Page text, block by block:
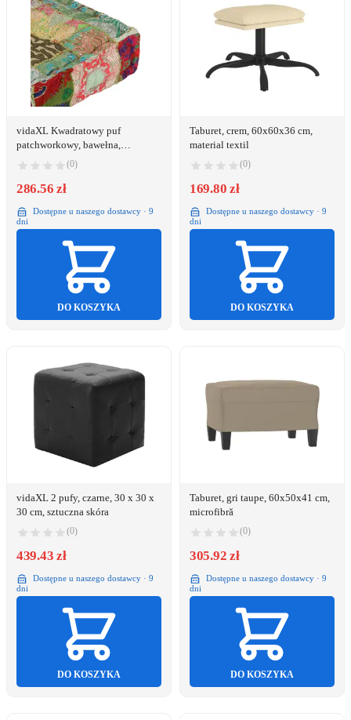
vidaXL Kwadratowy puf
patchworkowy, bawełna,
50x50x12 cm, zielony
(0)
286.56 zł
Dostępne u naszego dostawcy · 9
dni
DO KOSZYKA
Taburet, crem, 60x60x36 cm,
material textil
(0)
169.80 zł
Dostępne u naszego dostawcy · 9
dni
DO KOSZYKA
vidaXL 2 pufy, czarne, 30 x 30 x
30 cm, sztuczna skóra
(0)
439.43 zł
Dostępne u naszego dostawcy · 9
dni
DO KOSZYKA
Taburet, gri taupe, 60x50x41 cm,
microfibră
(0)
305.92 zł
Dostępne u naszego dostawcy · 9
dni
DO KOSZYKA